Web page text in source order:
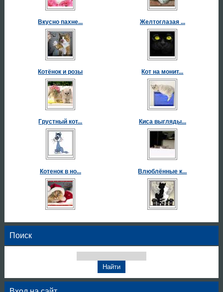
Вкусно пахне... Желтоглазая ...
Котёнок и розы Кот на монит...
Грустный кот... Киса выгляды...
Котенок в но... Влюблённые к...
Поиск